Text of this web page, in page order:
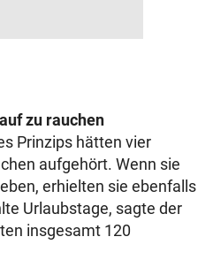
zu rauchen
Prinzips hätten vier
aufgehört. Wenn sie
erhielten sie ebenfalls
Urlaubstage, sagte der
insgesamt 120